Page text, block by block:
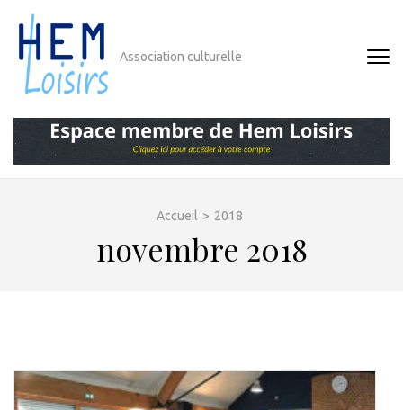
contenu
(Pressez
Entrée)
Association culturelle
Accueil > 2018
novembre 2018